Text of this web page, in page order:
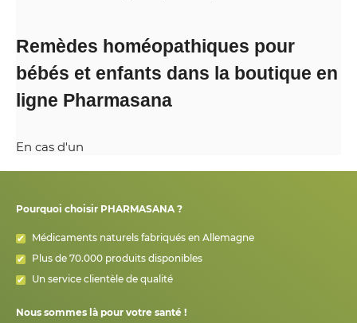
Remèdes homéopathiques pour
bébés et enfants dans la boutique en
ligne Pharmasana
En cas d'un
Pourquoi choisir PHARMASANA ?
Médicaments naturels fabriqués en Allemagne
Plus de 70.000 produits disponibles
Un service clientèle de qualité
Nous sommes là pour votre santé !